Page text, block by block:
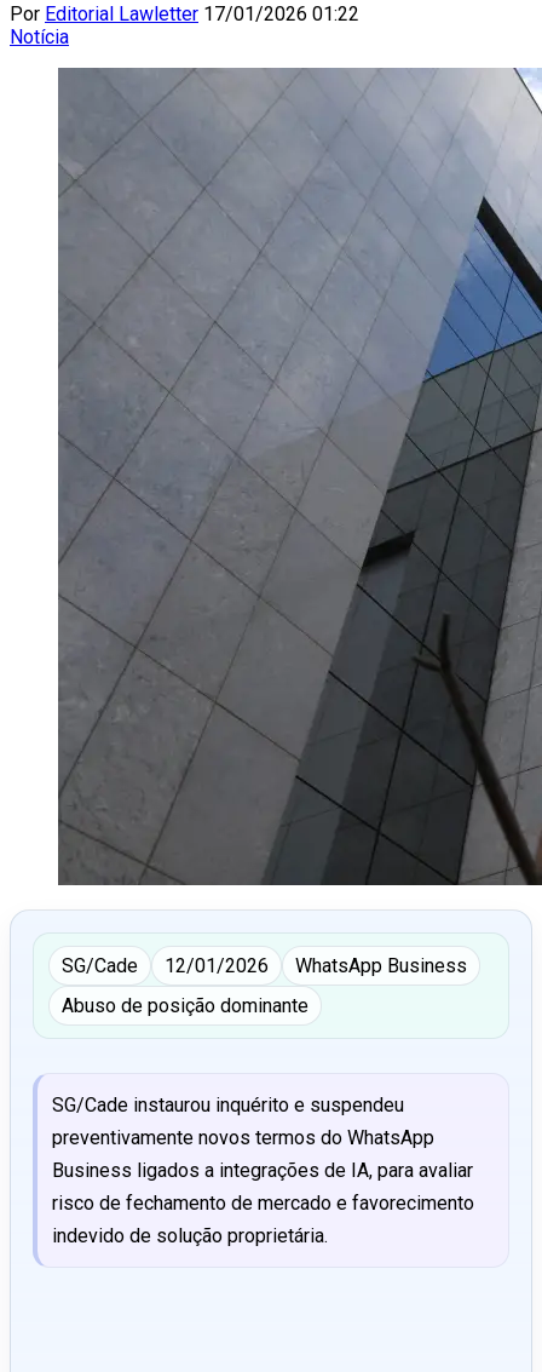
Por Editorial Lawletter 17/01/2026 01:22
Notícia
SG/Cade 12/01/2026
WhatsApp Business
Abuso de posição dominante
SG/Cade instaurou inquérito e suspendeu
preventivamente novos termos do WhatsApp
Business ligados a integrações de IA, para avaliar
risco de fechamento de mercado e favorecimento
indevido de solução proprietária.